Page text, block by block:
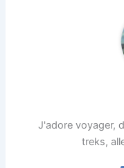
J'adore voyager,
treks,